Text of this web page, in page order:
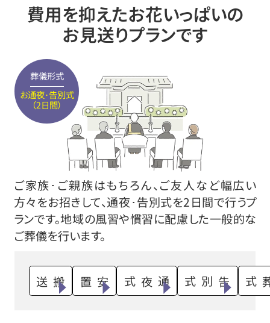
費用を抑えたお花いっぱいの
お見送りプランです
葬儀形式
お通夜･告別式
（2日間）
ご家族･ご親族はもちろん、ご友人など幅広い
方々をお招きして、通夜･告別式を2日間で行うプ
ランです。地域の風習や慣習に配慮した一般的な
ご葬儀を行います。
搬送 安置 通夜式 告別式 火葬式